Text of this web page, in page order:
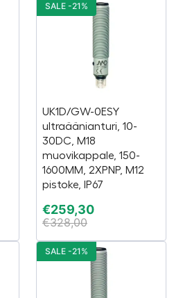
UK1D/GW-0ESY
ultraäänianturi, 10-
30DC, M18
muovikappale, 150-
1600MM, 2XPNP, M12
pistoke, IP67
€259,30
€328,00
SALE -21%
SALE -21%